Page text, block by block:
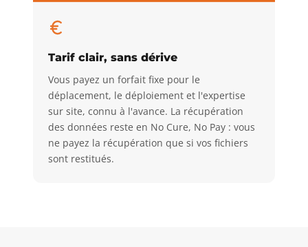
Tarif clair, sans dérive
Vous payez un forfait fixe pour le
déplacement, le déploiement et l'expertise
sur site, connu à l'avance. La récupération
des données reste en No Cure, No Pay : vous
ne payez la récupération que si vos fichiers
sont restitués.